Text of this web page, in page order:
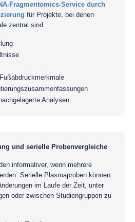
Fragmentomics-Service durch
für Projekte, bei denen
zentral sind.
Analysen
und serielle Probenvergleiche
informativer, wenn mehrere
Serielle Plasmaproben können
im Laufe der Zeit, unter
oder zwischen Studiengruppen zu